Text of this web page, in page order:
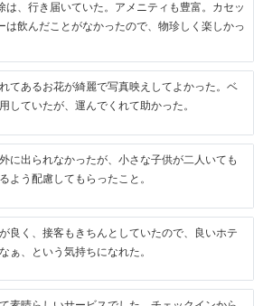
は、行き届いていた。アメニティも豊富。カセッ
は飲んだことがなかったので、物珍しく楽しかっ
てあるお花が綺麗で写真映えしてよかった。ベ
していたが、運んでくれて助かった。
に出られなかったが、小さな子供が二人いても
よう配慮してもらったこと。
良く、接客もきちんとしていたので、良いホテ
ぁ、という気持ちになれた。